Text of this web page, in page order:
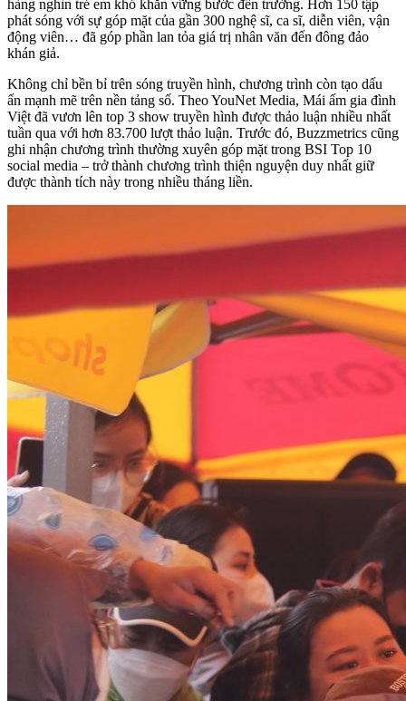
hàng nghìn trẻ em khó khăn vững bước đến trường. Hơn 150 tập
phát sóng với sự góp mặt của gần 300 nghệ sĩ, ca sĩ, diễn viên, vận
động viên… đã góp phần lan tỏa giá trị nhân văn đến đông đảo
khán giả.
Không chỉ bền bỉ trên sóng truyền hình, chương trình còn tạo dấu
ấn mạnh mẽ trên nền tảng số. Theo YouNet Media, Mái ấm gia đình
Việt đã vươn lên top 3 show truyền hình được thảo luận nhiều nhất
tuần qua với hơn 83.700 lượt thảo luận. Trước đó, Buzzmetrics cũng
ghi nhận chương trình thường xuyên góp mặt trong BSI Top 10
social media – trở thành chương trình thiện nguyện duy nhất giữ
được thành tích này trong nhiều tháng liền.